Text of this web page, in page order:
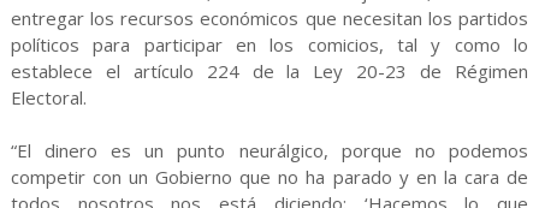
entregar los recursos económicos que necesitan los partidos
políticos para participar en los comicios, tal y como lo
establece el artículo 224 de la Ley 20-23 de Régimen
Electoral.
“El dinero es un punto neurálgico, porque no podemos
competir con un Gobierno que no ha parado y en la cara de
todos nosotros nos está diciendo: ‘Hacemos lo que